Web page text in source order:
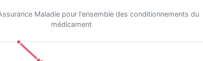
Maladie pour l'ensemble des conditionnements du
médicament